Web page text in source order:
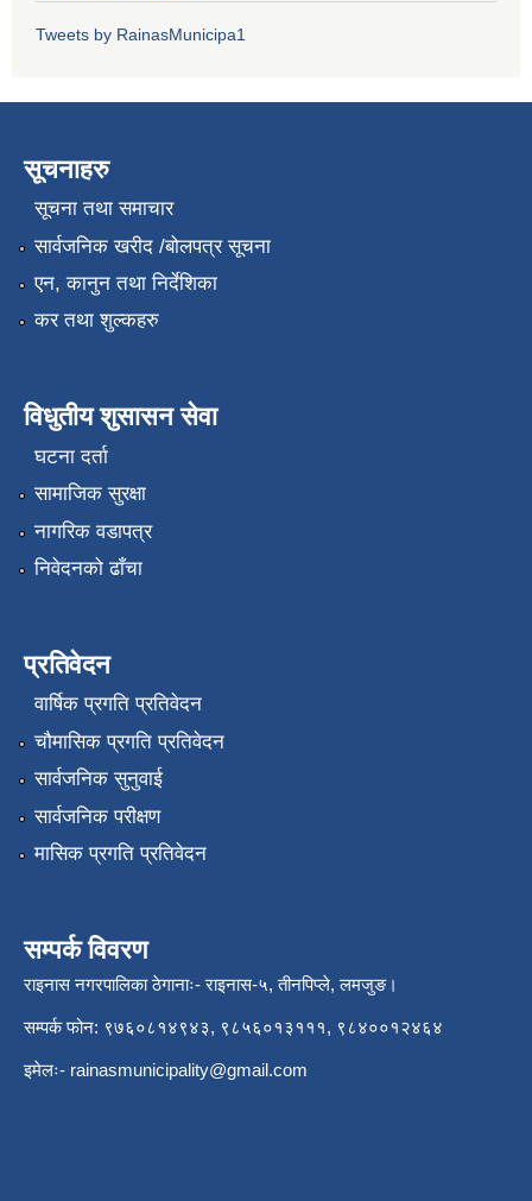
Tweets by RainasMunicipa1
सूचनाहरु
सूचना तथा समाचार
सार्वजनिक खरीद /बोलपत्र सूचना
एन, कानुन तथा निर्देशिका
कर तथा शुल्कहरु
विधुतीय शुसासन सेवा
घटना दर्ता
सामाजिक सुरक्षा
नागरिक वडापत्र
निवेदनको ढाँचा
प्रतिवेदन
वार्षिक प्रगति प्रतिवेदन
चौमासिक प्रगति प्रतिवेदन
सार्वजनिक सुनुवाई
सार्वजनिक परीक्षण
मासिक प्रगति प्रतिवेदन
सम्पर्क विवरण
राइनास नगरपालिका ठेगानाः- राइनास-५, तीनपिप्ले, लमजुङ।
सम्पर्क फोन: ९७६०८१४९४३, ९८५६०१३१११, ९८४००१२४६४
इमेलः- rainasmunicipality@gmail.com